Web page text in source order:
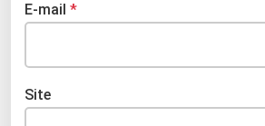
E-mail *
Site